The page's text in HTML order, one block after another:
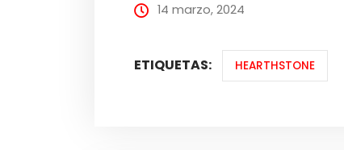
14 marzo, 2024
ETIQUETAS: HEARTHSTONE